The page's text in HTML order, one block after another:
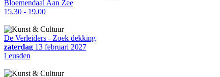
Bloemendaal Aan Zee
15.30 - 19.00
De Verleiders - Zoek dekking
zaterdag 13 februari 2027
Leusden